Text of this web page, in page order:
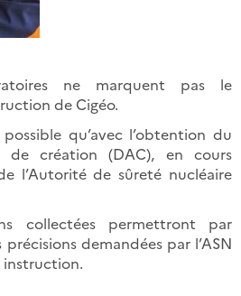
ne marquent pas le
de Cigéo.
qu’avec l’obtention du
de création (DAC), en cours
l’Autorité de sûreté nucléaire
collectées permettront par
demandées par l’ASN
instruction.